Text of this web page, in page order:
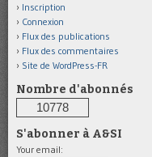
Inscription
Connexion
Flux des publications
Flux des commentaires
Site de WordPress-FR
Nombre d'abonnés
10778
S'abonner à A&SI
Your email: